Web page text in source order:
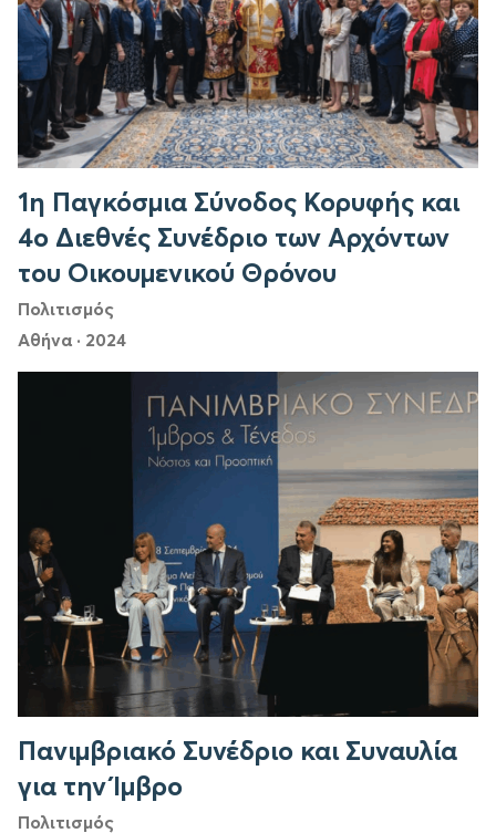
1η Παγκόσμια Σύνοδος Κορυφής και
4ο Διεθνές Συνέδριο των Αρχόντων
του Οικουμενικού Θρόνου
Πολιτισμός
Αθήνα · 2024
Πανιμβριακό Συνέδριο και Συναυλία
για την Ίμβρο
Πολιτισμός